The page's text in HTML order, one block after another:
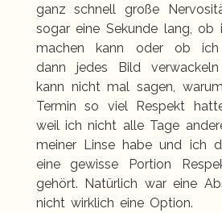
ganz schnell große
sogar eine Sekunde lang, ob
machen kann oder ob
dann jedes Bild
kann nicht mal sagen,
Termin so viel Respekt
weil ich nicht alle Tage
meiner Linse habe und ich
eine gewisse Portion
gehört. Natürlich war eine
nicht wirklich eine Option.